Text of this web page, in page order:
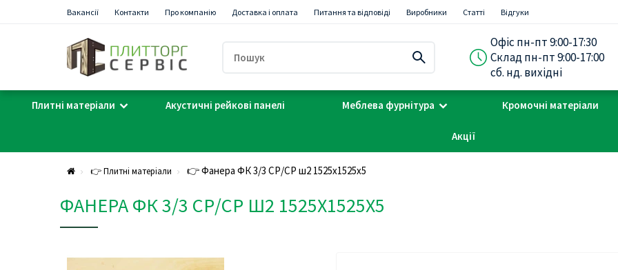
Вакансії Контакти Про компанію Доставка і оплата Питання та відповіді Виробники Статті Відгуки
Офіс пн-пт 9:00-17:30
Склад пн-пт 9:00-17:00
сб. нд. вихідні
Плитні матеріали Акустичні рейкові панелі Меблева фурнітура Кромочні матеріали
Акції
👉 Плитні матеріали 👉 Фанера ФК 3/3 СР/СР ш2 1525х1525х5
ФАНЕРА ФК 3/3 СР/СР Ш2 1525Х1525Х5